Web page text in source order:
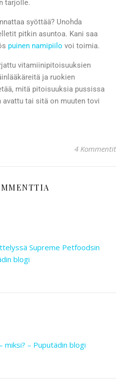
tarjolle.
syöttää? Unohda
pitkin asuntoa. Kani saa
puinen namipiilo voi toimia.
vitamiinipitoisuuksien
ja ruokien
mitä pitoisuuksia pussissa
avattu tai sitä on muuten tovi
4 Kommentit
Supreme Petfoodsin
blogi
miksi? – Puputädin blogi